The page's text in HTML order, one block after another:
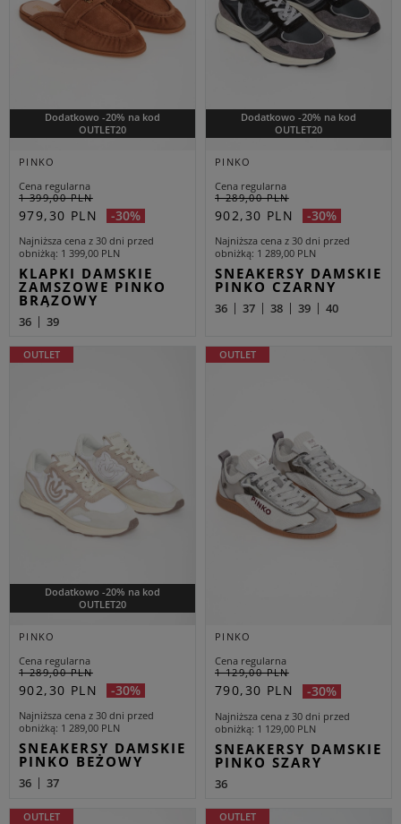
Dodatkowo -20% na kod
OUTLET20
PINKO
Cena regularna
1 399,00 PLN
979,30 PLN -30%
Najniższa cena z 30 dni przed
obniżką 1 399,00 PLN
KLAPKI DAMSKIE
ZAMSZOWE PINKO
BRĄZOWY
36 39
Dodatkowo -20% na kod
OUTLET20
PINKO
Cena regularna
1 289,00 PLN
902,30 PLN -30%
Najniższa cena z 30 dni przed
obniżką 1 289,00 PLN
SNEAKERSY DAMSKIE
PINKO CZARNY
36 37 38 39 40
Dodatkowo -20% na kod
OUTLET20
OUTLET
PINKO
Cena regularna
1 289,00 PLN
902,30 PLN -30%
Najniższa cena z 30 dni przed
obniżką 1 289,00 PLN
SNEAKERSY DAMSKIE
PINKO BEŻOWY
36 37
OUTLET
PINKO
Cena regularna
1 129,00 PLN
790,30 PLN -30%
Najniższa cena z 30 dni przed
obniżką 1 129,00 PLN
SNEAKERSY DAMSKIE
PINKO SZARY
36
OUTLET OUTLET